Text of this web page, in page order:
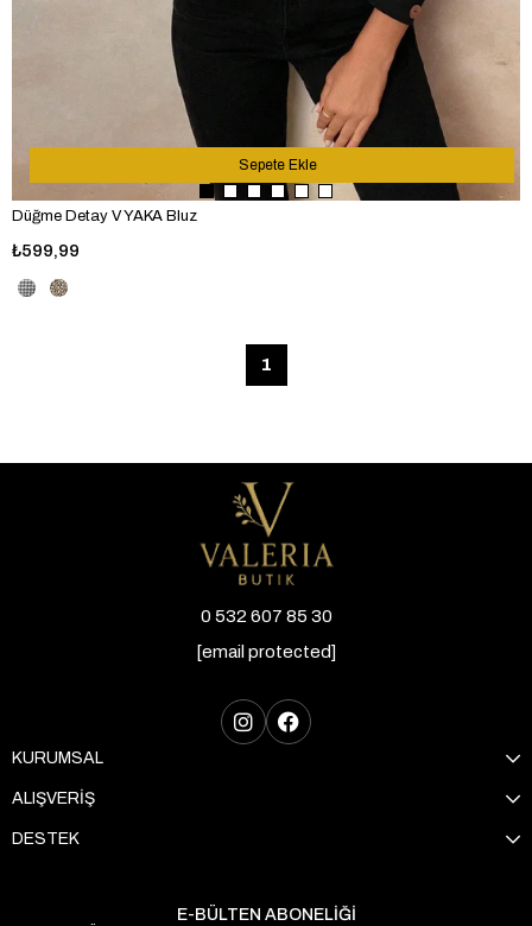
Düğme Detay V YAKA Bluz
₺599,99
Sepete Ekle
1
0 532 607 85 30
[email protected]
KURUMSAL
ALIŞVERİŞ
DESTEK
E-BÜLTEN ABONELİĞİ